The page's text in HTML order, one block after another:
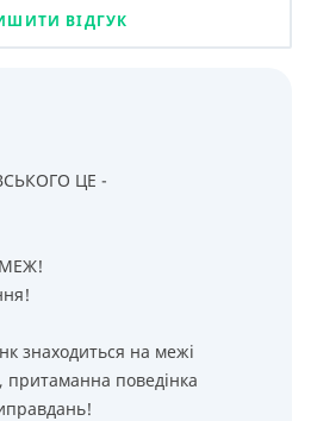
ВІДГУК
ЦЕ -
знаходиться на межі
притаманна поведінка